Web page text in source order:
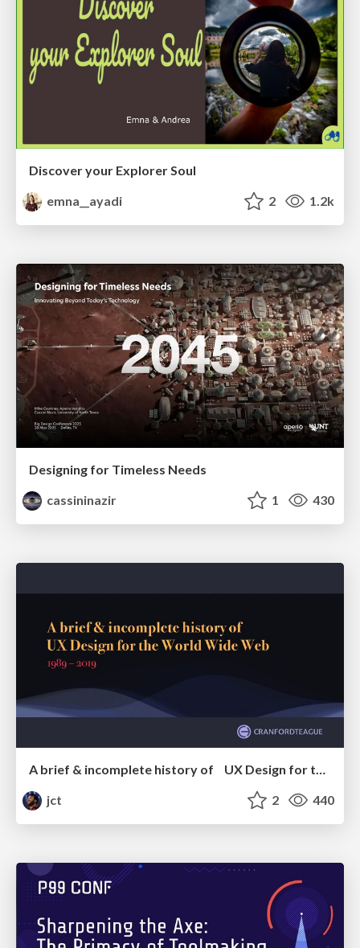
Discover your Explorer Soul
emna__ayadi
2 1.2k
Designing for Timeless Needs
cassininazir
1 430
jct
2 440